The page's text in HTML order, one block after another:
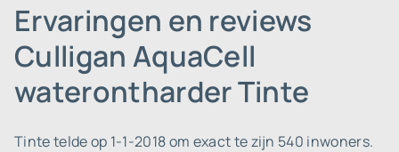
Ervaringen en reviews
Culligan AquaCell
waterontharder Tinte
Tinte telde op 1-1-2018 om exact te zijn 540 inwoners.